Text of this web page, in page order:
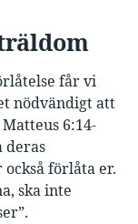
får vi
nödvändigt att
6:14-
deras
förlåta er.
ska inte